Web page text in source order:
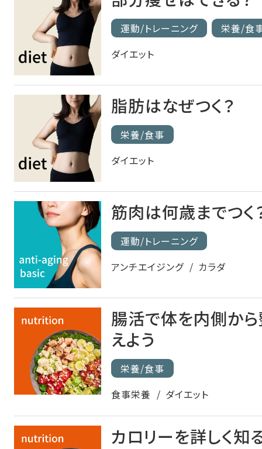
運動/トレーニング
栄養/食
ダイエット
脂肪はなぜつく？
栄養/食事
ダイエット
筋肉は何歳までつく
運動/トレーニング
アンチエイジング
カラダ
腸活で体を内側か
えよう
栄養/食事
食事栄養
ダイエット
カロリーを詳しく知